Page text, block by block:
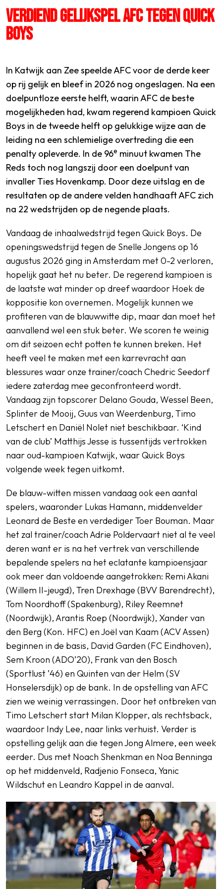
LIDMAATSCHAP
CONTACT
VERDIEND GELIJKSPEL AFC TEGEN QUICK
BOYS
In Katwijk aan Zee speelde AFC voor de derde keer
op rij gelijk en bleef in 2026 nog ongeslagen. Na een
doelpuntloze eerste helft, waarin AFC de beste
mogelijkheden had, kwam regerend kampioen Quick
Boys in de tweede helft op gelukkige wijze aan de
leiding na een schlemielige overtreding die een
penalty opleverde. In de 96e minuut kwamen The
Reds toch nog langszij door een doelpunt van
invaller Ties Hovenkamp. Door deze uitslag en de
resultaten op de andere velden handhaaft AFC zich
na 22 wedstrijden op de negende plaats.
Vandaag de inhaalwedstrijd tegen Quick Boys. De
openingswedstrijd tegen de Snelle Jongens op 16
augustus 2026 ging in Amsterdam met 0-2 verloren,
hopelijk gaat het nu beter. De regerend kampioen is
de laatste wat minder op dreef waardoor Hoek de
koppositie kon overnemen. Mogelijk kunnen we
profiteren van de blauwwitte dip, maar dan moet het
aanvallend wel een stuk beter. We scoren te weinig
om dit seizoen echt potten te kunnen breken. Het
heeft veel te maken met een karrevracht aan
blessures waar onze trainer/coach Chedric Seedorf
iedere zaterdag mee geconfronteerd wordt.
Vandaag zijn topscorer Delano Gouda, Wessel Been,
Splinter de Mooij, Guus van Weerdenburg, Timo
Letschert en Daniël Nolet niet beschikbaar. ‘Kind
van de club’ Matthijs Jesse is tussentijds vertrokken
naar oud-kampioen Katwijk, waar Quick Boys
volgende week tegen uitkomt.
De blauw-witten missen vandaag ook een aantal
spelers, waaronder Lukas Hamann, middenvelder
Leonard de Beste en verdediger Toer Bouman. Maar
het zal trainer/coach Adrie Poldervaart niet al te veel
deren want er is na het vertrek van verschillende
bepalende spelers na het eclatante kampioensjaar
ook meer dan voldoende aangetrokken: Remi Akani
(Willem II-jeugd), Tren Drexhage (BVV Barendrecht),
Tom Noordhoff (Spakenburg), Riley Reemnet
(Noordwijk), Arantis Roep (Noordwijk), Xander van
den Berg (Kon. HFC) en Joël van Kaam (ACV Assen)
beginnen in de basis, David Garden (FC Eindhoven),
Sem Kroon (ADO’20), Frank van den Bosch
(Sportlust ’46) en Quinten van der Helm (SV
Honselersdijk) op de bank. In de opstelling van AFC
zien we weinig verrassingen. Door het ontbreken van
Timo Letschert start Milan Klopper, als rechtsback,
waardoor Indy Lee, naar links verhuist. Verder is
opstelling gelijk aan die tegen Jong Almere, een week
eerder. Dus met Noach Shenkman en Noa Benninga
op het middenveld, Radjenio Fonseca, Yanic
Wildschut en Leandro Kappel in de aanval.